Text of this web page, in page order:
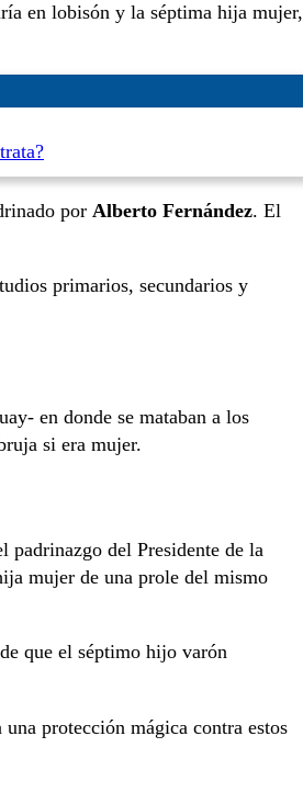
en lobisón y la séptima hija mujer,
por Alberto Fernández. El
primarios, secundarios y
en donde se mataban a los
si era mujer.
padrinazgo del Presidente de la
mujer de una prole del mismo
que el séptimo hijo varón
protección mágica contra estos